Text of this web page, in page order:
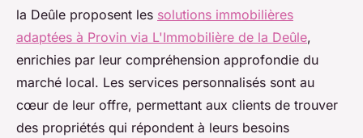
la Deûle proposent les solutions immobilières
adaptées à Provin via L'Immobilière de la Deûle,
enrichies par leur compréhension approfondie du
marché local. Les services personnalisés sont au
cœur de leur offre, permettant aux clients de trouver
des propriétés qui répondent à leurs besoins